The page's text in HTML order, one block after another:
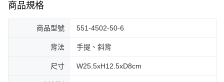
商品規格
商品型號 551-4502-50-6
背法 手提、斜背
尺寸 W25.5xH12.5xD8cm